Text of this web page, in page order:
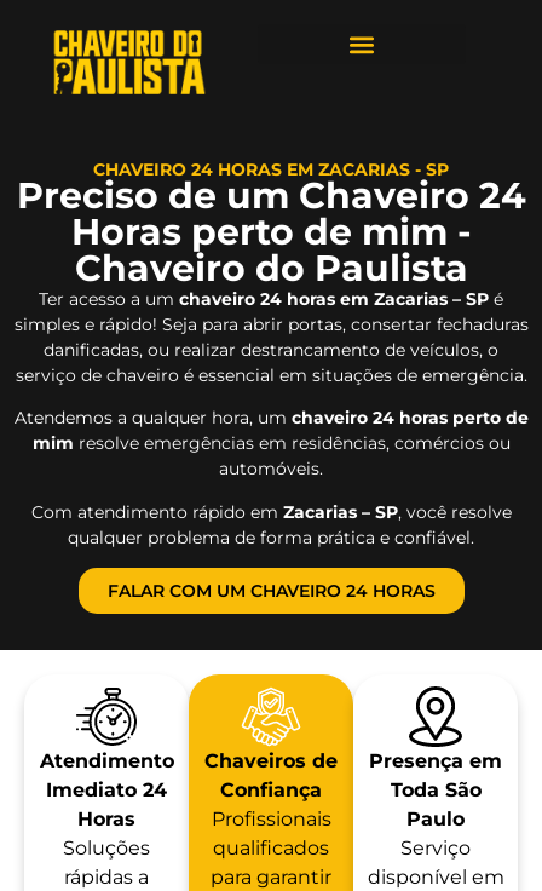
CHAVEIRO 24 HORAS EM ZACARIAS - SP
Preciso de um Chaveiro 24
Horas perto de mim -
Chaveiro do Paulista
Ter acesso a um chaveiro 24 horas em Zacarias – SP é
simples e rápido! Seja para abrir portas, consertar fechaduras
danificadas, ou realizar destrancamento de veículos, o
serviço de chaveiro é essencial em situações de emergência.
Atendemos a qualquer hora, um chaveiro 24 horas perto de
mim resolve emergências em residências, comércios ou
automóveis.
Com atendimento rápido em Zacarias – SP, você resolve
qualquer problema de forma prática e confiável.
FALAR COM UM CHAVEIRO 24 HORAS
Atendimento
Imediato 24
Horas
Soluções
rápidas a
Chaveiros de
Confiança
Profissionais
qualificados
para garantir
Presença em
Toda São
Paulo
Serviço
disponível em